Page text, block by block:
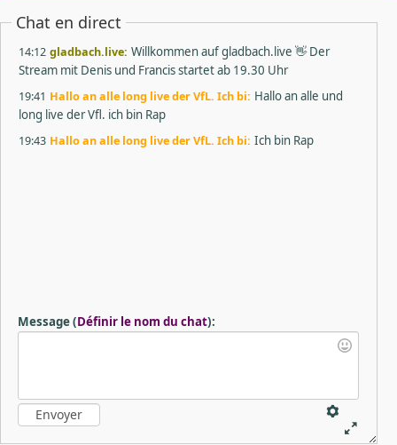
Chat en direct
14:12 gladbach.live: Willkommen auf gladbach.live 👋 Der
Stream mit Denis und Francis startet ab 19.30 Uhr
19:41
Hallo an alle long live der VfL. Ich bi: Hallo an alle und
long live der Vfl. ich bin Rap
19:43
Hallo an alle long live der VfL. Ich bi: Ich bin Rap
Message(Définir le nom du chat):